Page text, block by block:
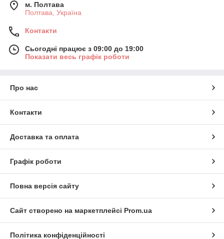
м. Полтава
Полтава, Україна
Контакти
Сьогодні працює з 09:00 до 19:00
Показати весь графік роботи
Про нас
Контакти
Доставка та оплата
Графік роботи
Повна версія сайту
Сайт створено на маркетплейсі Prom.ua
Політика конфіденційності